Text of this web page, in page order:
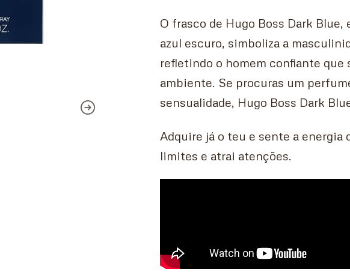
O frasco de Hugo Boss Dark
azul escuro, simboliza a
refletindo o homem confiante que
ambiente. Se procuras um
sensualidade, Hugo Boss Dark
Adquire já o teu e sente a energia
limites e atrai atenções.